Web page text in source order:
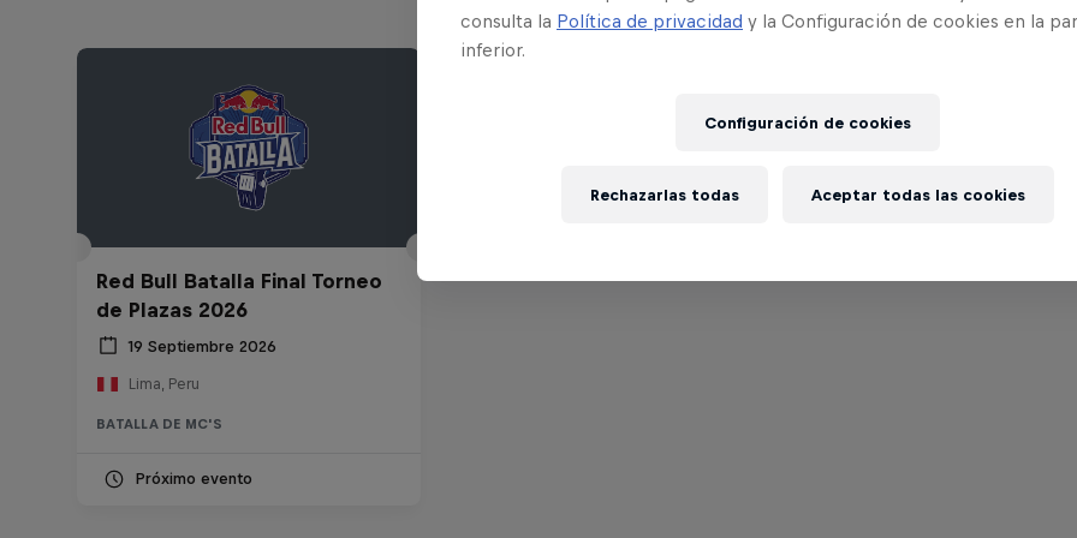
Red Bull Batalla Final Torneo
de Plazas 2026
19 Septiembre 2026
Lima, Peru
BATALLA DE MC'S
Próximo evento
consulta la Política de privacidad y la Configuración de cookies en la
inferior.
Configuración de cookies
Rechazarlas todas Aceptar todas las cookies